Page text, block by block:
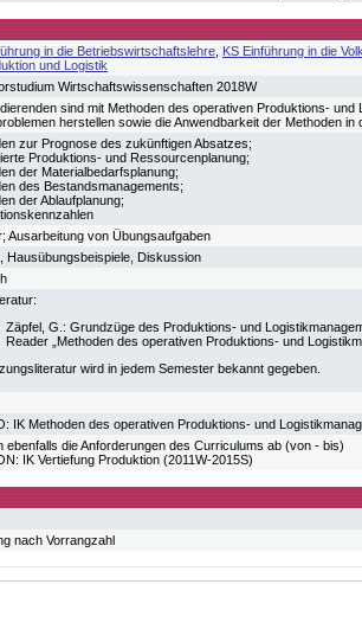
in die Betriebswirtschaftslehre KS Einführung in die
und Logistik
Wirtschaftswissenschaften 2018W
sind mit Methoden des operativen Produktions-
herstellen sowie die Anwendbarkeit der Methoden in
zur Prognose des zukünftigen Absatzes;
Produktions- und Ressourcenplanung;
der Materialbedarfsplanung;
des Bestandsmanagements;
der Ablaufplanung;
Ausarbeitung von Übungsaufgaben
Hausübungsbeispiele, Diskussion
Zäpfel, G.: Grundzüge des Produktions- und
Reader „Methoden des operativen Produktions- und
wird in jedem Semester bekannt gegeben.
IK Methoden des operativen Produktions- und
ebenfalls die Anforderungen des Curriculums ab (von - bis)
IK Vertiefung Produktion (2011W-2015S)
nach Vorrangzahl